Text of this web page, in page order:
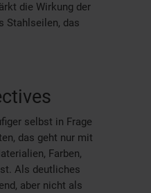
die Wirkung der
Stahlseilen, das
selbst in Frage
das geht nur mit
Farben,
Als deutliches
aber nicht als